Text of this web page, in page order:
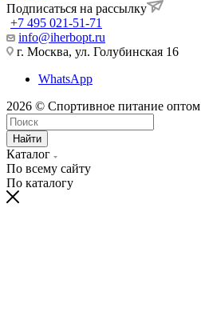
Подписаться на рассылку
+7 495 021-51-71
info@iherbopt.ru
г. Москва, ул. Голубинская 16
WhatsApp
2026 © Спортивное питание оптом
Найти
Каталог
По всему сайту
По каталогу